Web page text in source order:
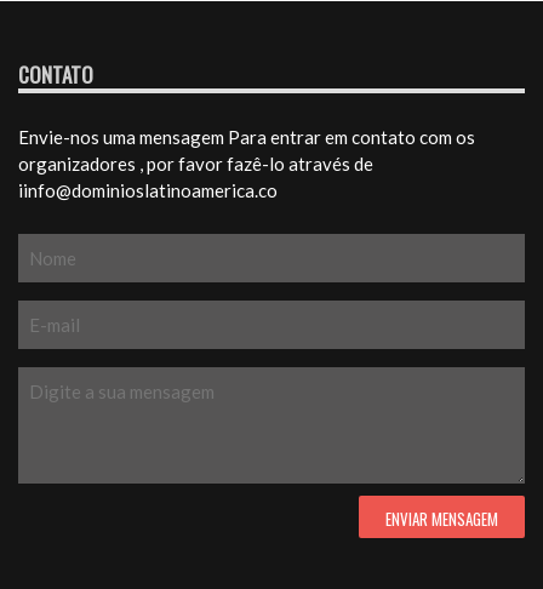
CONTATO
Envie-nos uma mensagem Para entrar em contato com os
organizadores , por favor fazê-lo através de
iinfo@dominioslatinoamerica.co